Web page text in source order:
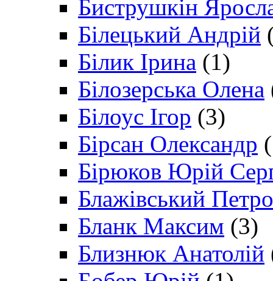
Биструшкін
Білецький Андрій
Білик Ірина (1)
Білозерська Олена
Білоус Ігор (3)
Бірсан Олександр
Бірюков Юрій
Блажівський Петро
Бланк Максим (3)
Близнюк Анатолій